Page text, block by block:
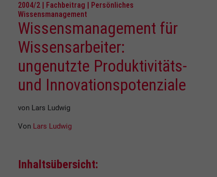
2004/2 | Fachbeitrag | Persönliches
Wissensmanagement
Wissensmanagement für
Wissensarbeiter:
ungenutzte Produktivitäts-
und Innovationspotenziale
von Lars Ludwig
Von Lars Ludwig
Inhaltsübersicht: